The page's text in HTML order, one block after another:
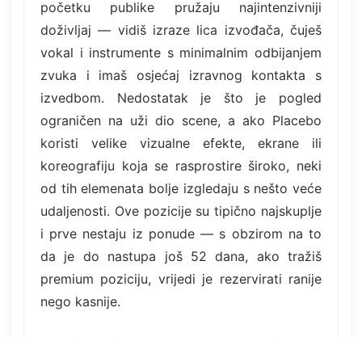
početku publike pružaju najintenzivniji
doživljaj — vidiš izraze lica izvođača, čuješ
vokal i instrumente s minimalnim odbijanjem
zvuka i imaš osjećaj izravnog kontakta s
izvedbom. Nedostatak je što je pogled
ograničen na uži dio scene, a ako Placebo
koristi velike vizualne efekte, ekrane ili
koreografiju koja se rasprostire široko, neki
od tih elemenata bolje izgledaju s nešto veće
udaljenosti. Ove pozicije su tipično najskuplje
i prve nestaju iz ponude — s obzirom na to
da je do nastupa još 52 dana, ako tražiš
premium poziciju, vrijedi je rezervirati ranije
nego kasnije.